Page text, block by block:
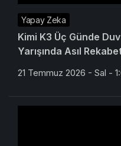
Yapay Zeka
Kimi K3 Üç Günde
Yarışında Asıl
21 Temmuz 2026 - Sal -